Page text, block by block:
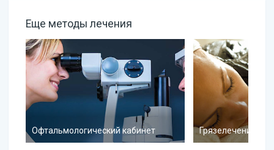
Еще методы лечения
Офтальмологический кабинет Грязелечение